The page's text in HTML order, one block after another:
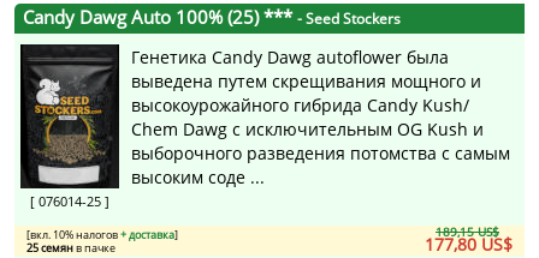
Candy Dawg Auto 100% (25) ***- Seed Stockers
[ 076014-25 ]
Генетика Candy Dawg autoflower была
выведена путем скрещивания мощного и
высокоурожайного гибрида Candy Kush/
Chem Dawg с исключительным OG Kush и
выборочного разведения потомства с самым
высоким соде ...
189,15 US$
177,80 US$
[вкл. 10% налогов+ доставка]
25 семянв пачке